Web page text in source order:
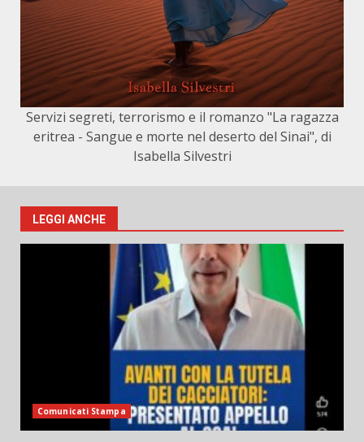
Servizi segreti, terrorismo e il romanzo "La ragazza
eritrea - Sangue e morte nel deserto del Sinai", di
Isabella Silvestri
LEGGI ANCHE
Comunicati Stampa